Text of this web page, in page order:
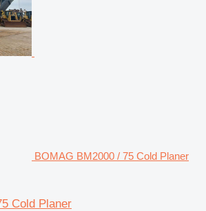
BOMAG BM2000 / 75 Cold Planer
Cold Planer